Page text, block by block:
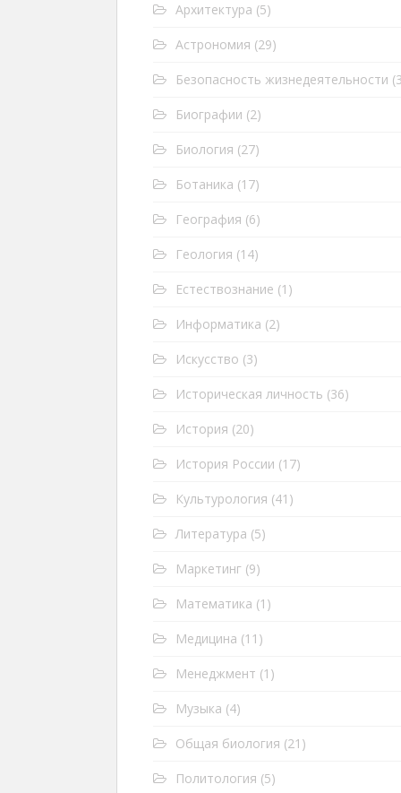
Архитектура (5)
Астрономия (29)
Безопасность жизнедеятельности
Биографии (2)
Биология (27)
Ботаника (17)
География (6)
Геология (14)
Естествознание (1)
Информатика (2)
Искусство (3)
Историческая личность (36)
История (20)
История России (17)
Культурология (41)
Литература (5)
Маркетинг (9)
Математика (1)
Медицина (11)
Менеджмент (1)
Музыка (4)
Общая биология (21)
Политология (5)